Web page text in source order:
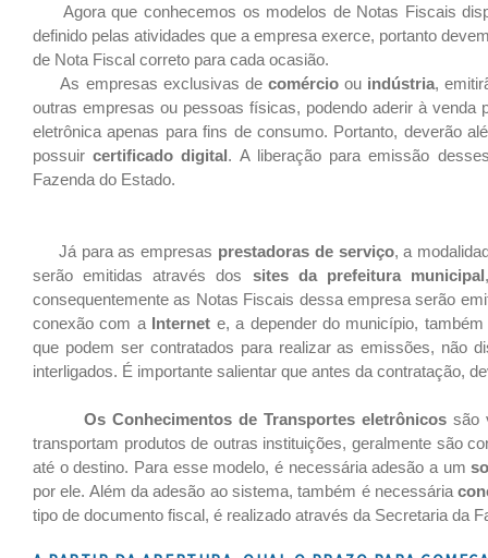
Agora que conhecemos os modelos de Notas Fiscais
definido pelas atividades que a empresa exerce, portanto
de Nota Fiscal correto para cada ocasião.
As empresas exclusivas de comércioou indústria,
outras empresas ou pessoas físicas, podendo aderir à
eletrônica apenas para fins de consumo. Portanto, deverão
possuircertificado digital. A liberação para emissão
Fazenda do Estado.
Já para as empresas prestadoras de serviço, a
serão emitidas através dos sites da prefeitura municipal
consequentemente as Notas Fiscais dessa empresa serão
conexão com a Internet e, a depender do município,
que podem ser contratados para realizar as emissões, não
interligados. É importante salientar que antes da contratação,
Os Conhecimentos de Transportes eletrônicos são
transportam produtos de outras instituições, geralmente são
até o destino. Para esse modelo, é necessária adesão a um
por ele. Além da adesão ao sistema, também é necessária
tipo de documento fiscal, é realizado através da Secretaria da